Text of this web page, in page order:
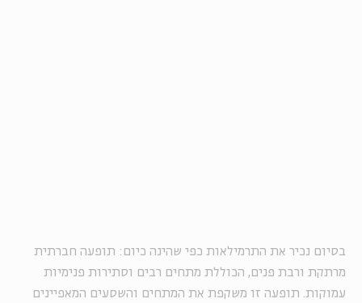
בסיום נכיר את התרמילאות כפי שהינה כיום: תופעה חברתית
מרתקת ורבת פנים, הכוללת מתחים רבים וסתירות פנימיות
עמוקות. תופעה זו משקפת את המתחים והשסעים המאפיינים